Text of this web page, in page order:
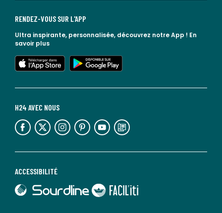
ACCESSIBILITÉ
lien vers Sourdline
lien vers Faciliti
H24 AVEC NOUS
lien vers l'espace réseaux sociaux lien vers l'espace réseaux sociaux lien vers l'espace réseaux sociaux lien vers l'espace réseaux sociaux lien vers l'espace réseaux sociaux lien vers le blog la redoute
RENDEZ-VOUS SUR L'APP
Ultra inspirante, personnalisée, découvrez notre App ! En
savoir plus
lien vers l'app store
lien vers google play